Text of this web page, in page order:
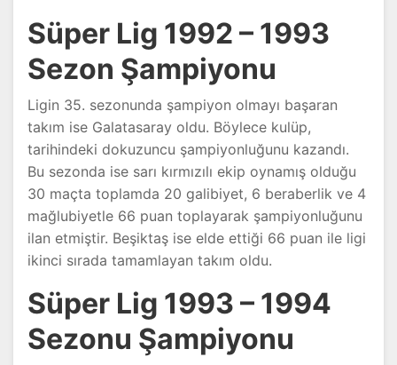
Süper Lig 1992 – 1993
Sezon Şampiyonu
Ligin 35. sezonunda şampiyon olmayı başaran
takım ise Galatasaray oldu. Böylece kulüp,
tarihindeki dokuzuncu şampiyonluğunu kazandı.
Bu sezonda ise sarı kırmızılı ekip oynamış olduğu
30 maçta toplamda 20 galibiyet, 6 beraberlik ve 4
mağlubiyetle 66 puan toplayarak şampiyonluğunu
ilan etmiştir. Beşiktaş ise elde ettiği 66 puan ile ligi
ikinci sırada tamamlayan takım oldu.
Süper Lig 1993 – 1994
Sezonu Şampiyonu